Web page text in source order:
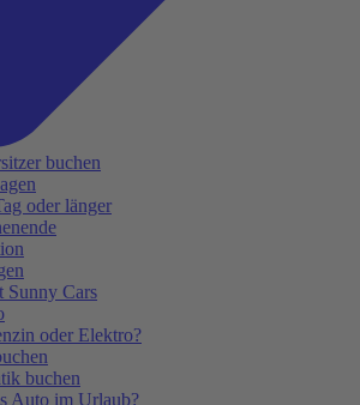
buchen
oder länger
Sunny Cars
oder Elektro?
buchen
Auto im Urlaub?